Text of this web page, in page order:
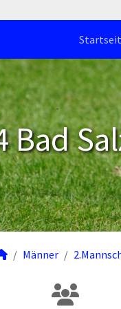
Bad
Männer